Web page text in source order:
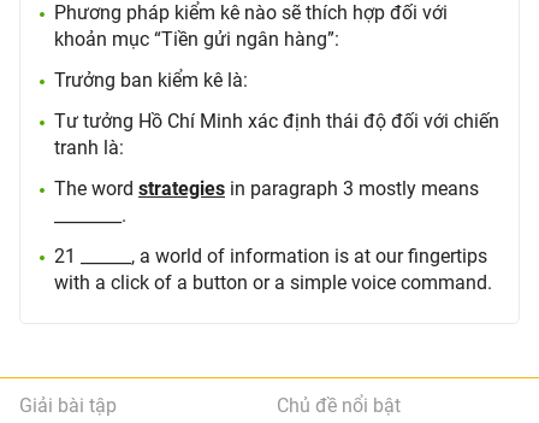
Phương pháp kiểm kê nào sẽ thích hợp đối với
khoản mục “Tiền gửi ngân hàng”:
Trưởng ban kiểm kê là:
Tư tưởng Hồ Chí Minh xác định thái độ đối với chiến
tranh là:
The word strategies in paragraph 3 mostly means
________.
21 ______, a world of information is at our fingertips
with a click of a button or a simple voice command.
Giải bài tập Chủ đề nổi bật